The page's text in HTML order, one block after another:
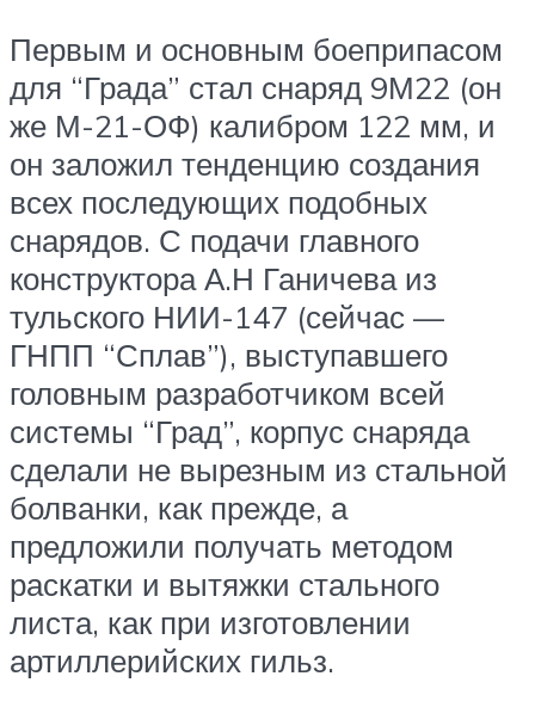
Первым и основным боеприпасом
для “Града” стал снаряд 9М22 (он
же М-21-ОФ) калибром 122 мм, и
он заложил тенденцию создания
всех последующих подобных
снарядов. С подачи главного
конструктора А.Н Ганичева из
тульского НИИ-147 (сейчас —
ГНПП “Сплав”), выступавшего
головным разработчиком всей
системы “Град”, корпус снаряда
сделали не вырезным из стальной
болванки, как прежде, а
предложили получать методом
раскатки и вытяжки стального
листа, как при изготовлении
артиллерийских гильз.